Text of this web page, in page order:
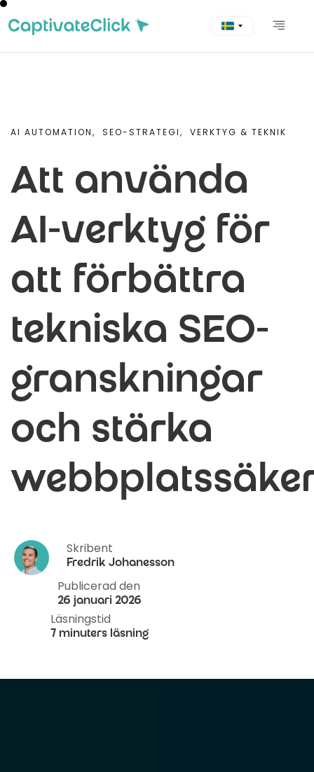
AI AUTOMATION, SEO-STRATEGI, VERKTYG & TEKNIK
Att använda
AI-verktyg för
att förbättra
tekniska SEO-
granskningar
och stärka
Skribent
Fredrik Johanesson
Publicerad den
26 januari 2026
Läsningstid
7 minuters läsning